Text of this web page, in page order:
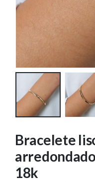
Bracelete
18k